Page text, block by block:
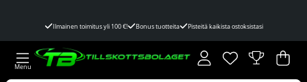
Ilmainen toimitus yli 100 €! Bonus tuotteita Pisteitä kaikista ostoksistasi
Toivelista
Lukumäärä
. .